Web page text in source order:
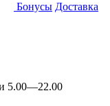
Бонусы Доставка
5.00—22.00